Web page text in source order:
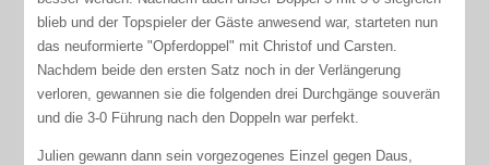
blieb und der Topspieler der Gäste anwesend war, starteten nun
das neuformierte "Opferdoppel" mit Christof und Carsten.
Nachdem beide den ersten Satz noch in der Verlängerung
verloren, gewannen sie die folgenden drei Durchgänge souverän
und die 3-0 Führung nach den Doppeln war perfekt.
Julien gewann dann sein vorgezogenes Einzel gegen Daus,